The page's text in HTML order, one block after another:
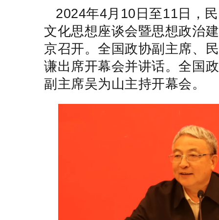
2024年4月10日至11日，
文化思想座谈会暨思想政治
京召开。全国政协副主席、
谦出席开幕会并讲话。全国
副主席吴为山主持开幕会。